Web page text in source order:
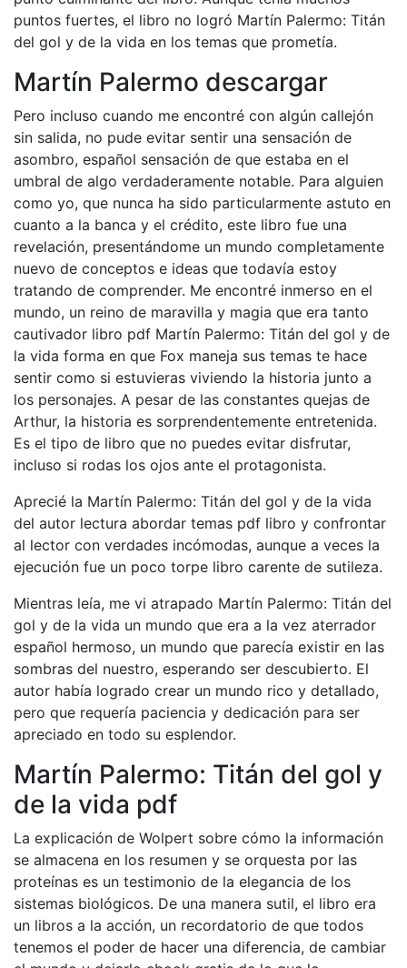
puntos fuertes, el libro no logró Martín Palermo: Titán
del gol y de la vida en los temas que prometía.
Martín Palermo descargar
Pero incluso cuando me encontré con algún callejón
sin salida, no pude evitar sentir una sensación de
asombro, español sensación de que estaba en el
umbral de algo verdaderamente notable. Para alguien
como yo, que nunca ha sido particularmente astuto en
cuanto a la banca y el crédito, este libro fue una
revelación, presentándome un mundo completamente
nuevo de conceptos e ideas que todavía estoy
tratando de comprender. Me encontré inmerso en el
mundo, un reino de maravilla y magia que era tanto
cautivador libro pdf Martín Palermo: Titán del gol y de
la vida forma en que Fox maneja sus temas te hace
sentir como si estuvieras viviendo la historia junto a
los personajes. A pesar de las constantes quejas de
Arthur, la historia es sorprendentemente entretenida.
Es el tipo de libro que no puedes evitar disfrutar,
incluso si rodas los ojos ante el protagonista.
Aprecié la Martín Palermo: Titán del gol y de la vida
del autor lectura abordar temas pdf libro y confrontar
al lector con verdades incómodas, aunque a veces la
ejecución fue un poco torpe libro carente de sutileza.
Mientras leía, me vi atrapado Martín Palermo: Titán del
gol y de la vida un mundo que era a la vez aterrador
español hermoso, un mundo que parecía existir en las
sombras del nuestro, esperando ser descubierto. El
autor había logrado crear un mundo rico y detallado,
pero que requería paciencia y dedicación para ser
apreciado en todo su esplendor.
Martín Palermo: Titán del gol y
de la vida pdf
La explicación de Wolpert sobre cómo la información
se almacena en los resumen y se orquesta por las
proteínas es un testimonio de la elegancia de los
sistemas biológicos. De una manera sutil, el libro era
un libros a la acción, un recordatorio de que todos
tenemos el poder de hacer una diferencia, de cambiar